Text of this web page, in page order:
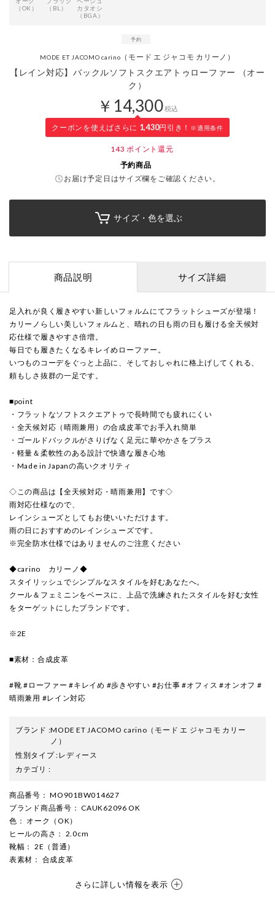
（OK）
（BL）
カタオシ
（BGA）
MODE ET JACOMO carino （モード エ ジャコモ カリーノ）
【レイン対応】バックルソフトスクエアトゥローファー （オー
ク）
￥14,300税込
クーポンを使えばさらに 1,430円引き！ ※適用条件
143 ポイント還元
予約商品
お届け予定日はサイズ欄をご確認ください。
サイズ・色を選ぶ
商品説明 サイズ詳細
足入れが良く履きやすい新しいフォルムにてフラットシューズが登場！
カリーノらしい美しいフォルムと、晴れの日も雨の日も履ける全天候対
応仕様で履きやすさ倍増。
毎日でも履きたくなるキレイめローファー。
いつものコーデをぐっと上品に、そしておしゃれに格上げしてくれる、
頼もしさ抜群の一足です。
■point
・フラットなソフトスクエアトゥで長時間でも疲れにくい
・全天候対応（晴雨兼用）の合成皮革でお手入れ簡単
・ゴールドバックルがさりげなく足元に華やかさをプラス
・軽量＆柔軟性のある設計で快適な履き心地
・Made in Japanの高いクオリティ
◇この商品は【全天候対応・晴雨兼用】です◇
雨対応仕様なので、
レインシューズとしてもお使いいただけます。
雨の日におすすめのレインシューズです。
※完全防水仕様ではありませんのご注意ください
◆carino カリーノ◆
スタイリッシュでシンプルなスタイルを好むあなたへ。
クール＆フェミニンをベースに、上品で洗練されたスタイルを好む女性
をターゲットにしたブランドです。
※2E
■素材：合成皮革
#靴 #ローファー #キレイめ #歩きやすい #お仕事 #オフィス #オンオフ #
晴雨兼用 #レイン対応
ブランド :MODE ET JACOMO carino （モード エ ジャコモ カリー
ノ）
性別タイプ:レディース
カテゴリ :
商品番号 ： MO901BW014627
ブランド商品番号 ： CAUK62096 OK
色 ： オーク（OK）
ヒールの高さ ： 2.0cm
靴幅 ： 2E（普通）
表素材 ： 合成皮革
さらに詳しい情報を表示